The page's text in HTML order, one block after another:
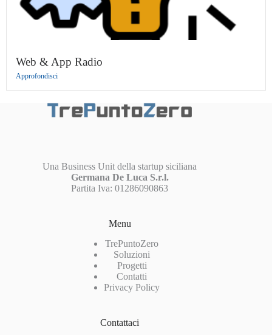
Web & App Radio
Approfondisci
Una Business Unit della startup siciliana
Germana De Luca S.r.l.
Partita Iva: 01286090863
Menu
TrePuntoZero
Soluzioni
Progetti
Contatti
Privacy Policy
Contattaci